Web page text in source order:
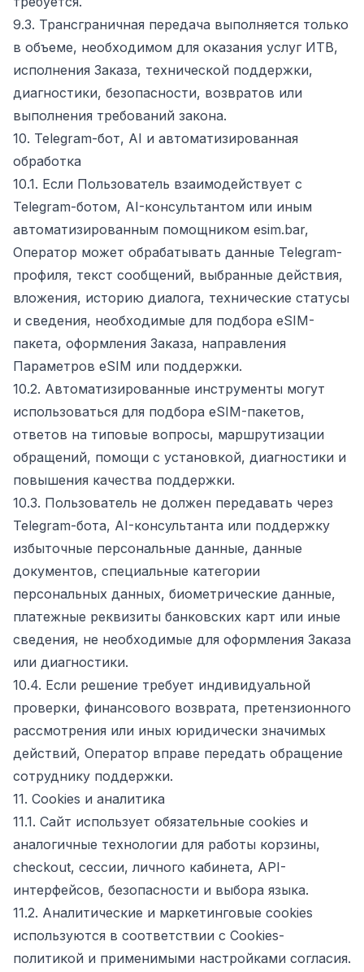
9.3. Трансграничная передача выполняется только
в объеме, необходимом для оказания услуг ИТВ,
исполнения Заказа, технической поддержки,
диагностики, безопасности, возвратов или
выполнения требований закона.
10. Telegram-бот, AI и автоматизированная
обработка
10.1. Если Пользователь взаимодействует с
Telegram-ботом, AI-консультантом или иным
автоматизированным помощником esim.bar,
Оператор может обрабатывать данные Telegram-
профиля, текст сообщений, выбранные действия,
вложения, историю диалога, технические статусы
и сведения, необходимые для подбора eSIM-
пакета, оформления Заказа, направления
Параметров eSIM или поддержки.
10.2. Автоматизированные инструменты могут
использоваться для подбора eSIM-пакетов,
ответов на типовые вопросы, маршрутизации
обращений, помощи с установкой, диагностики и
повышения качества поддержки.
10.3. Пользователь не должен передавать через
Telegram-бота, AI-консультанта или поддержку
избыточные персональные данные, данные
документов, специальные категории
персональных данных, биометрические данные,
платежные реквизиты банковских карт или иные
сведения, не необходимые для оформления Заказа
или диагностики.
10.4. Если решение требует индивидуальной
проверки, финансового возврата, претензионного
рассмотрения или иных юридически значимых
действий, Оператор вправе передать обращение
сотруднику поддержки.
11. Cookies и аналитика
11.1. Сайт использует обязательные cookies и
аналогичные технологии для работы корзины,
checkout, сессии, личного кабинета, API-
интерфейсов, безопасности и выбора языка.
11.2. Аналитические и маркетинговые cookies
используются в соответствии с Cookies-
политикой и применимыми настройками согласия.